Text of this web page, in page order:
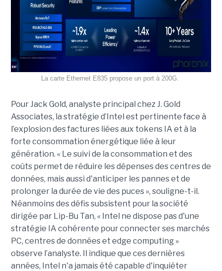
La carte Ethernet E835 propose un port à 200G.
Pour Jack Gold, analyste principal chez J. Gold
Associates, la stratégie d’Intel est pertinente face à
l’explosion des factures liées aux tokens IA et à la
forte consommation énergétique liée à leur
génération. « Le suivi de la consommation et des
coûts permet de réduire les dépenses des centres de
données, mais aussi d'anticiper les pannes et de
prolonger la durée de vie des puces », souligne-t-il.
Néanmoins des défis subsistent pour la société
dirigée par Lip-Bu Tan, « Intel ne dispose pas d'une
stratégie IA cohérente pour connecter ses marchés
PC, centres de données et edge computing »
observe l’analyste. Il indique que ces dernières
années, Intel n'a jamais été capable d'inquiéter